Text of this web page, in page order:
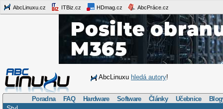
AbcLinuxu.cz ITBiz.cz HDmag.cz AbcPráce.cz
AbcLinuxu hledá autory!
Poradna FAQ Hardware Software Články Učebnice